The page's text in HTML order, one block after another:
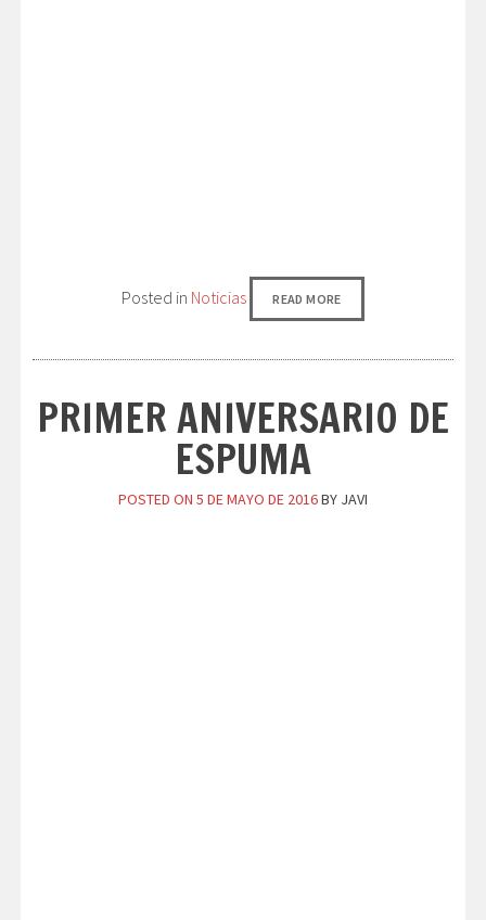
Posted in Noticias READ MORE
PRIMER ANIVERSARIO DE
ESPUMA
POSTED ON 5 DE MAYO DE 2016BY JAVI